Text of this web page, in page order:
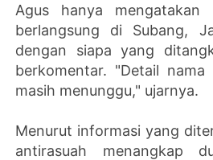
Agus hanya mengatakan
berlangsung di Subang,
dengan siapa yang
berkomentar. "Detail
masih menunggu," ujarnya.
Menurut informasi yang
antirasuah menangkap